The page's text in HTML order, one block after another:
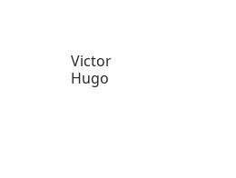
Victor
Hugo